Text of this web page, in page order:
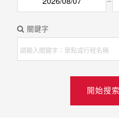
客服專線(02)
關鍵字
開始搜索